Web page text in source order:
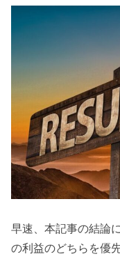
早速、本記事の結論
の利益のどちらを優